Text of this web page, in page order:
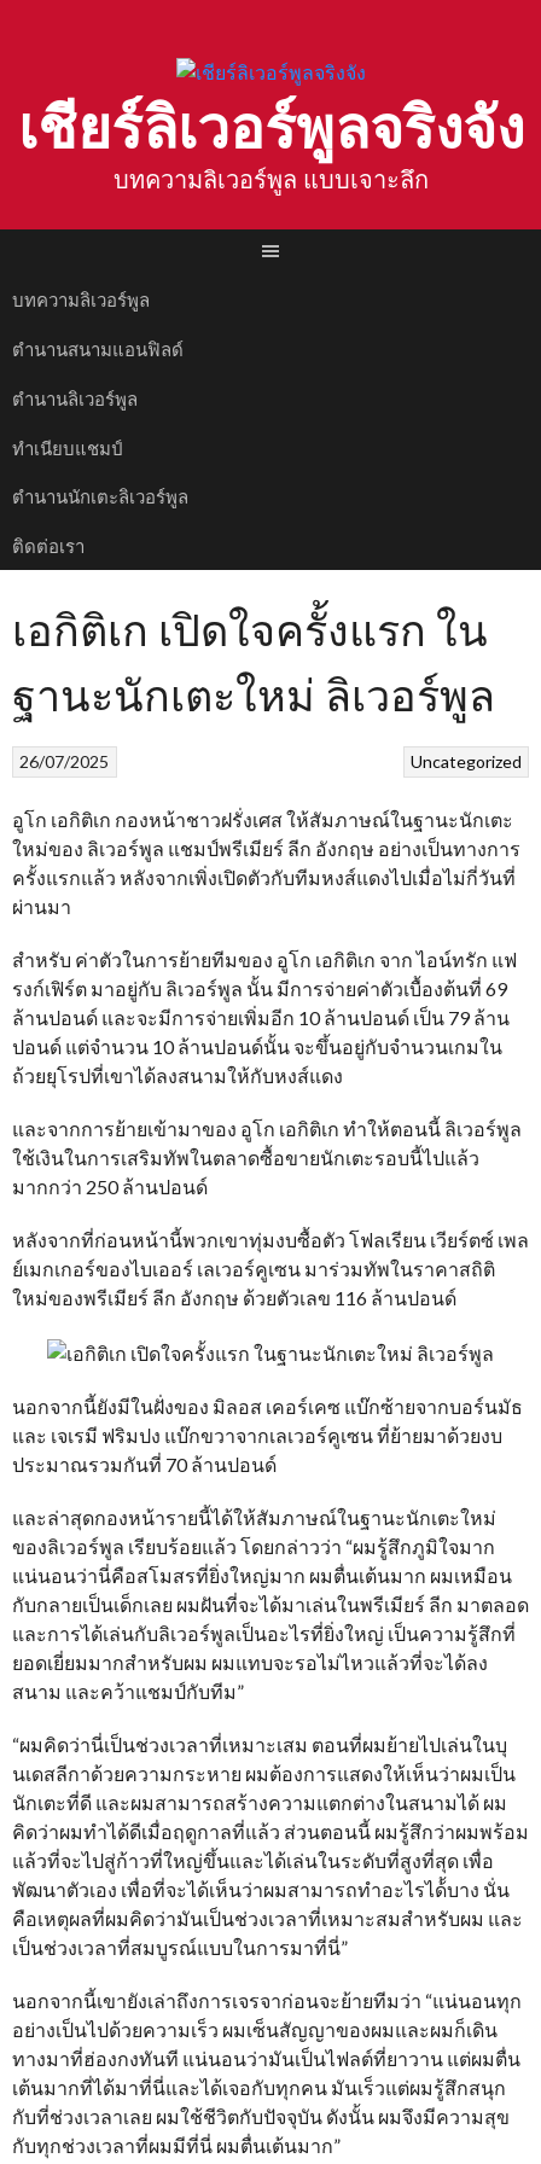
เชียร์ลิเวอร์พูลจริงจัง
บทความลิเวอร์พูล แบบเจาะลึก
บทความลิเวอร์พูล
ตำนานสนามแอนฟิลด์
ตำนานลิเวอร์พูล
ทำเนียบแชมป์
ตำนานนักเตะลิเวอร์พูล
ติดต่อเรา
เอกิติเก เปิดใจครั้งแรก ใน
ฐานะนักเตะใหม่ ลิเวอร์พูล
Uncategorized
26/07/2025
อูโก เอกิติเก กองหน้าชาวฝรั่งเศส ให้สัมภาษณ์ในฐานะนักเตะ
ใหม่ของ ลิเวอร์พูล แชมป์พรีเมียร์ ลีก อังกฤษ อย่างเป็นทางการ
ครั้งแรกแล้ว หลังจากเพิ่งเปิดตัวกับทีมหงส์แดงไปเมื่อไม่กี่วันที่
ผ่านมา
สำหรับ ค่าตัวในการย้ายทีมของ อูโก เอกิติเก จาก ไอน์ทรัก แฟ
รงก์เฟิร์ต มาอยู่กับ ลิเวอร์พูล นั้น มีการจ่ายค่าตัวเบื้องต้นที่ 69
ล้านปอนด์ และจะมีการจ่ายเพิ่มอีก 10 ล้านปอนด์ เป็น 79 ล้าน
ปอนด์ แต่จำนวน 10 ล้านปอนด์นั้น จะขึ้นอยู่กับจำนวนเกมใน
ถ้วยยุโรปที่เขาได้ลงสนามให้กับหงส์แดง
และจากการย้ายเข้ามาของ อูโก เอกิติเก ทำให้ตอนนี้ ลิเวอร์พูล
ใช้เงินในการเสริมทัพในตลาดซื้อขายนักเตะรอบนี้ไปแล้ว
มากกว่า 250 ล้านปอนด์
หลังจากที่ก่อนหน้านี้พวกเขาทุ่มงบซื้อตัว โฟลเรียน เวียร์ตซ์ เพล
ย์เมกเกอร์ของไบเออร์ เลเวอร์คูเซน มาร่วมทัพในราคาสถิติ
ใหม่ของพรีเมียร์ ลีก อังกฤษ ด้วยตัวเลข 116 ล้านปอนด์
นอกจากนี้ยังมีในฝั่งของ มิลอส เคอร์เคซ แบ๊กซ้ายจากบอร์นมัธ
และ เจเรมี ฟริมปง แบ๊กขวาจากเลเวอร์คูเซน ที่ย้ายมาด้วยงบ
ประมาณรวมกันที่ 70 ล้านปอนด์
และล่าสุดกองหน้ารายนี้ได้ให้สัมภาษณ์ในฐานะนักเตะใหม่
ของลิเวอร์พูล เรียบร้อยแล้ว โดยกล่าวว่า “ผมรู้สึกภูมิใจมาก
แน่นอนว่านี่คือสโมสรที่ยิ่งใหญ่มาก ผมตื่นเต้นมาก ผมเหมือน
กับกลายเป็นเด็กเลย ผมฝันที่จะได้มาเล่นในพรีเมียร์ ลีก มาตลอด
และการได้เล่นกับลิเวอร์พูลเป็นอะไรที่ยิ่งใหญ่ เป็นความรู้สึกที่
ยอดเยี่ยมมากสำหรับผม ผมแทบจะรอไม่ไหวแล้วที่จะได้ลง
สนาม และคว้าแชมป์กับทีม”
“ผมคิดว่านี่เป็นช่วงเวลาที่เหมาะเสม ตอนที่ผมย้ายไปเล่นในบุ
นเดสลีกาด้วยความกระหาย ผมต้องการแสดงให้เห็นว่าผมเป็น
นักเตะที่ดี และผมสามารถสร้างความแตกต่างในสนามได้ ผม
คิดว่าผมทำได้ดีเมื่อฤดูกาลที่แล้ว ส่วนตอนนี้ ผมรู้สึกว่าผมพร้อม
แล้วที่จะไปสู่ก้าวที่ใหญ่ขึ้นและได้เล่นในระดับที่สูงที่สุด เพื่อ
พัฒนาตัวเอง เพื่อที่จะได้เห็นว่าผมสามารถทำอะไรได้้บาง นั่น
คือเหตุผลที่ผมคิดว่ามันเป็นช่วงเวลาที่เหมาะสมสำหรับผม และ
เป็นช่วงเวลาที่สมบูรณ์แบบในการมาที่นี่”
นอกจากนี้เขายังเล่าถึงการเจรจาก่อนจะย้ายทีมว่า “แน่นอนทุก
อย่างเป็นไปด้วยความเร็ว ผมเซ็นสัญญาของผมและผมก็เดิน
ทางมาที่ฮ่องกงทันที แน่นอนว่ามันเป็นไฟลต์ที่ยาวาน แต่ผมตื่น
เต้นมากที่ได้มาที่นี่และได้เจอกับทุกคน มันเร็วแต่ผมรู้สึกสนุก
กับที่ช่วงเวลาเลย ผมใช้ชีวิตกับปัจจุบัน ดังนั้น ผมจึงมีความสุข
กับทุกช่วงเวลาที่ผมมีที่นี่ ผมตื่นเต้นมาก”